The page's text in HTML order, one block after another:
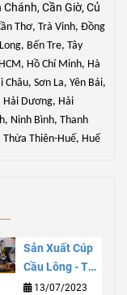
Cần Giờ, Củ
Thơ, Trà Vinh, Đồng
Bến Tre, Tây
Hồ Chí Minh, Hà
Sơn La, Yên Bái,
Hải Dương, Hải
Ninh Bình, Thanh
Thừa Thiên-Huế, Huế
Sản Xuất Cúp
Cầu Lông - Tạo
Sự Thăng Hoa
13/07/2023